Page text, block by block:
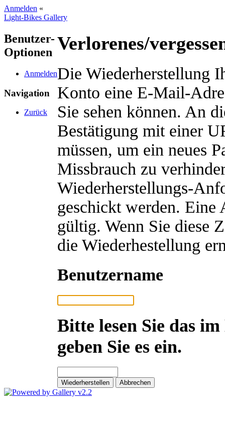
Anmelden «
Light-Bikes Gallery
Benutzer-
Optionen
Anmelden
Navigation
Zurück
Verlorenes/
Die Wiederherstellung
Konto eine E-Mail-
Sie sehen können. An
Bestätigung mit einer
müssen, um ein neues
Missbrauch zu
Wiederherstellungs-
geschickt werden. Eine
gültig. Wenn Sie diese
die Wiederhestellung
Benutzername
Bitte lesen Sie das
geben Sie es ein.